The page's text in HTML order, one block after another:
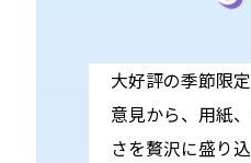
大好評の季節限
意見から、用紙
さを贅沢に盛り